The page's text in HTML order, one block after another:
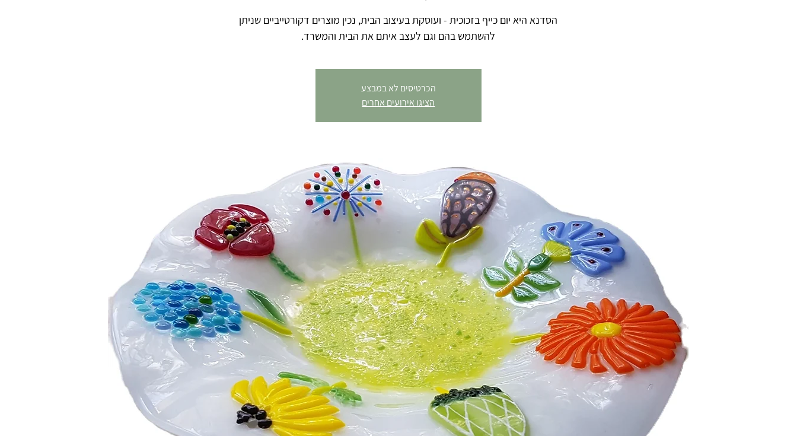
הסדנא היא יום כייף בזכוכית - ועוסקת בעיצוב הבית, נכין מוצרים דקורטייביים שניתן
להשתמש בהם וגם לעצב איתם את הבית והמשרד.
הכרטיסים לא במבצע
הציגו אירועים אחרים